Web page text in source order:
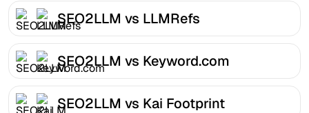
SEO2LLM vs LLMRefs
SEO2LLM vs Keyword.com
SEO2LLM vs Kai Footprint